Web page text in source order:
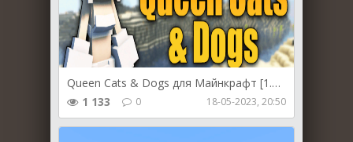
Queen Cats & Dogs для Майнкрафт [1.19.3, 1.19.2, 1.18.2]
1 133
0 18-05-2023, 20:50